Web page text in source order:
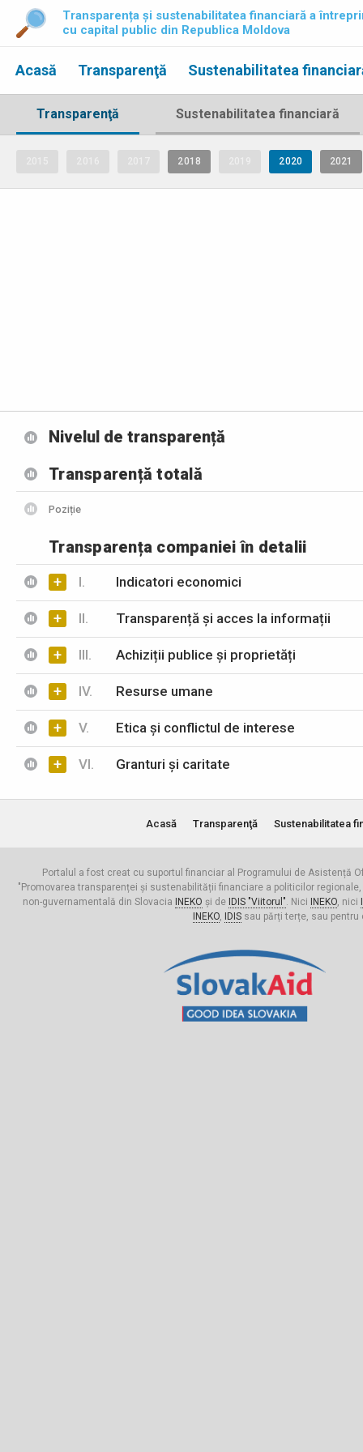
Transparența și sustenabilitatea financiară a
cu capital public din Republica Moldova
Acasă Transparenţă Sustenabilitatea
Transparenţă Sustenabilitatea financiară
2018 2020 2021
Nivelul de transparență
Transparență totală
Poziție
Transparența companiei în detalii
+ I. Indicatori economici
+ II. Transparență și acces la informații
+ III. Achiziții publice și proprietăți
+ IV. Resurse umane
+ V. Etica și conflictul de interese
+ VI. Granturi și caritate
Acasă Transparenţă Sustenabilitatea
Portalul a fost creat cu suportul financiar al Programului de Asistență
"Promovarea transparenței și sustenabilității financiare a politicilor
non-guvernamentală din Slovacia
INEKO și de IDIS "Viitorul". Nici INEKO, nici
INEKO, IDISsau părți terțe, sau pentru